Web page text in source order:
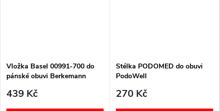
Vložka Basel 00991-700 do
pánské obuvi Berkemann
439 Kč
Stélka PODOMED do obuvi
PodoWell
270 Kč